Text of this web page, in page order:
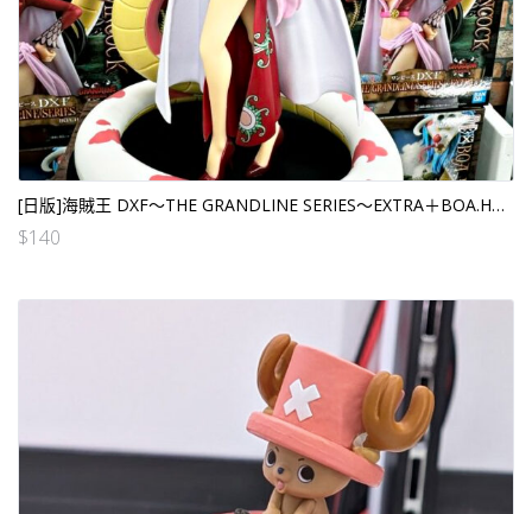
[日版]海賊王 DXF～THE GRANDLINE SERIES～EXTRA＋BOA.HANCOCK 女帝
$140